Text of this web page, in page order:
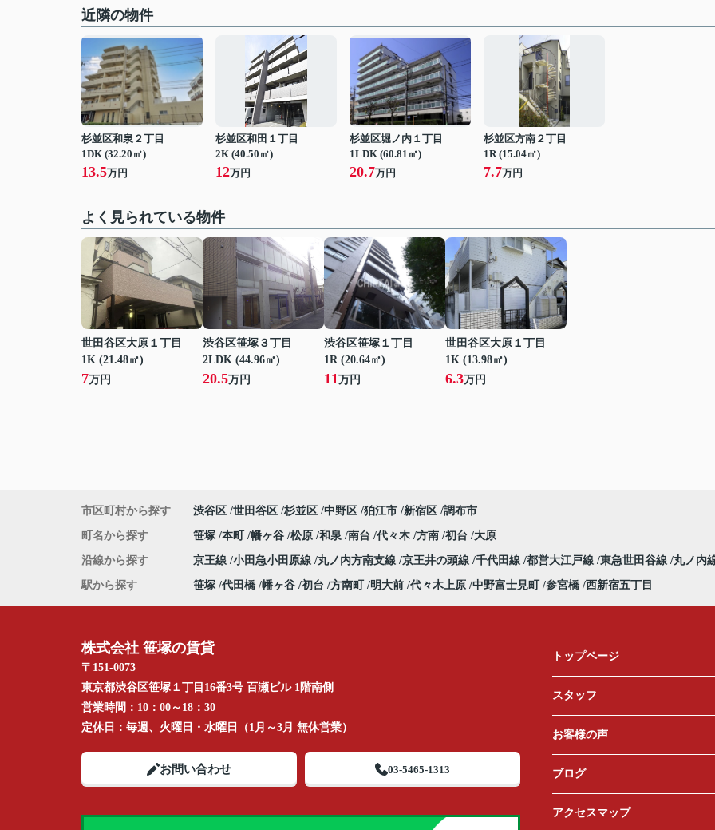
近隣の物件
杉並区和泉２丁目
1DK (32.20㎡)
13.5万円
杉並区和田１丁目
2K (40.50㎡)
12万円
杉並区堀ノ内１丁目
1LDK (60.81㎡)
20.7万円
杉並区方南２丁目
1R (15.04㎡)
7.7万円
よく見られている物件
世田谷区大原１丁目
1K (21.48㎡)
7万円
渋谷区笹塚３丁目
2LDK (44.96㎡)
20.5万円
渋谷区笹塚１丁目
1R (20.64㎡)
11万円
世田谷区大原１丁目
1K (13.98㎡)
6.3万円
市区町村から探す 渋谷区 世田谷区 杉並区 中野区 狛江市 新宿区 調布市
町名から探す 笹塚 本町 幡ヶ谷 松原 和泉 南台 代々木 方南 初台 大原
沿線から探す 京王線 小田急小田原線 丸ノ内方南支線 京王井の頭線 千代田線 都営大江戸線 東急世田谷線 丸ノ内
駅から探す 笹塚 代田橋 幡ヶ谷 初台 方南町 明大前 代々木上原 中野富士見町 参宮橋 西新宿五丁目
株式会社 笹塚の賃貸
〒151-0073
東京都渋谷区笹塚１丁目16番3号 百瀬ビル 1階南側
営業時間： 10：00～18：30
定休日： 毎週、火曜日・水曜日（1月～3月 無休営業）
お問い合わせ 03-5465-1313
トップページ
スタッフ
お客様の声
ブログ
アクセスマップ